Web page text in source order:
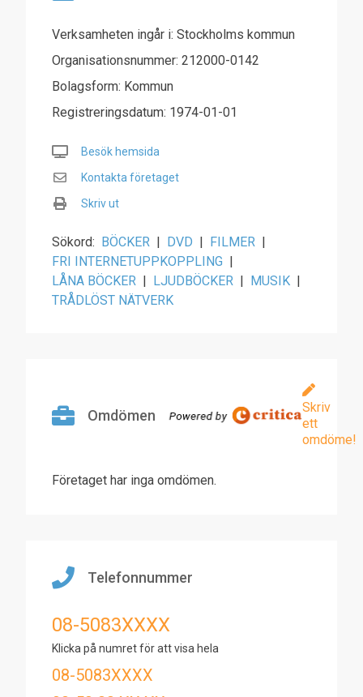
Verksamheten ingår i: Stockholms kommun
Organisationsnummer: 212000-0142
Bolagsform: Kommun
Registreringsdatum: 1974-01-01
Besök hemsida
Kontakta företaget
Skriv ut
Sökord: BÖCKER | DVD | FILMER |
FRI INTERNETUPPKOPPLING |
LÅNA BÖCKER | LJUDBÖCKER | MUSIK |
TRÅDLÖST NÄTVERK
Omdömen
Skriv
ett
omdöme!
Företaget har inga omdömen.
Telefonnummer
08-5083XXXX
Klicka på numret för att visa hela
08-5083XXXX